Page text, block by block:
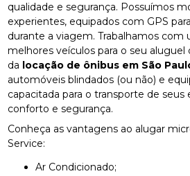
qualidade e segurança. Possuímos
experientes, equipados com GPS
durante a viagem. Trabalhamos
melhores veículos para o seu
da locação de ônibus em São
automóveis blindados (ou não) e
capacitada para o transporte de
conforto e segurança.
Conheça as vantagens ao alugar
Service:
Ar Condicionado;